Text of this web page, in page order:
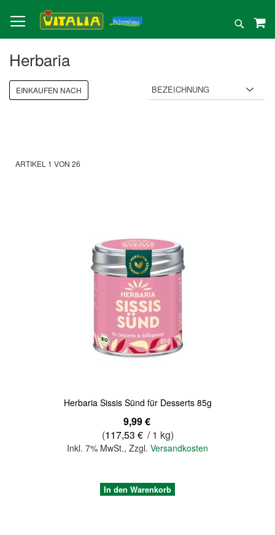
zum
Inhalt
Suche
Herbaria
ARTIKEL 1 VON 26
Herbaria Sissis Sünd für Desserts 85g
9,99 €
(117,53 € / 1 kg)
Inkl. 7% MwSt., Zzgl. Versandkosten
In den Warenkorb
EINKAUFEN NACH